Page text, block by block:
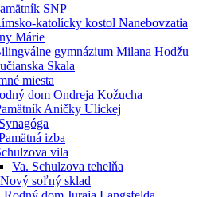
SNP
katolícky kostol Nanebovzatia
Márie
gymnázium Milana Hodžu
Skala
miesta
dom Ondreja Kožucha
Aničky Ulickej
izba
vila
Va. Schulzova tehelňa
soľný sklad